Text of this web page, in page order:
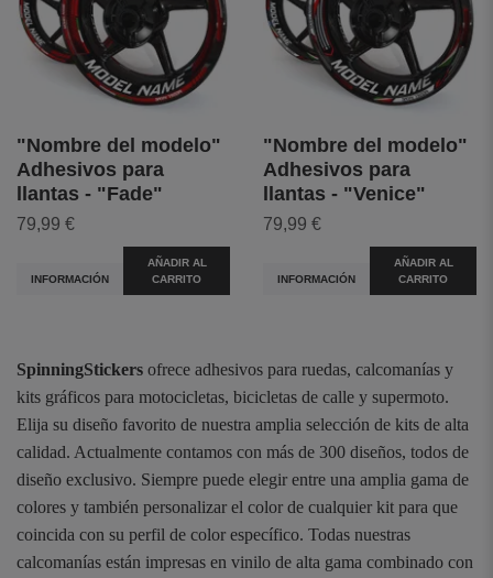
"Nombre del modelo"
Adhesivos para
llantas - "Fade"
79,99 €
INFORMACIÓN
AÑADIR AL
CARRITO
"Nombre del modelo"
Adhesivos para
llantas - "Venice"
79,99 €
INFORMACIÓN
AÑADIR AL
CARRITO
SpinningStickers ofrece adhesivos para ruedas, calcomanías y
kits gráficos para motocicletas, bicicletas de calle y supermoto.
Elija su diseño favorito de nuestra amplia selección de kits de alta
calidad. Actualmente contamos con más de 300 diseños, todos de
diseño exclusivo. Siempre puede elegir entre una amplia gama de
colores y también personalizar el color de cualquier kit para que
coincida con su perfil de color específico. Todas nuestras
calcomanías están impresas en vinilo de alta gama combinado con